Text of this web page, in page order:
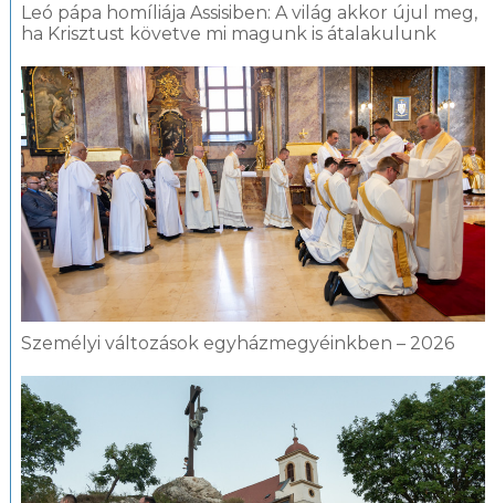
Leó pápa homíliája Assisiben: A világ akkor újul meg,
ha Krisztust követve mi magunk is átalakulunk
Személyi változások egyházmegyéinkben – 2026